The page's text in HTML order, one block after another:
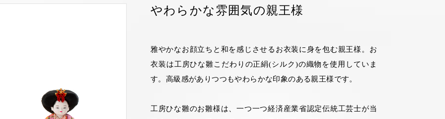
やわらかな雰囲気の親王様
雅やかなお顔立ちと和を感じさせるお衣装に身を包む親王様。お
衣装は工房ひな雛こだわりの正絹(シルク)の織物を使用していま
す。高級感がありつつもやわらかな印象のある親王様です。
工房ひな雛のお雛様は、一つ一つ経済産業省認定伝統工芸士が当